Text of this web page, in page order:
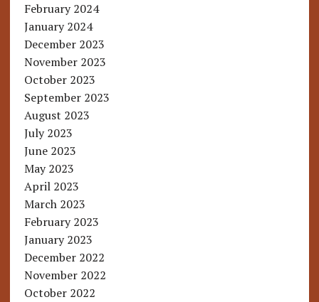
February 2024
January 2024
December 2023
November 2023
October 2023
September 2023
August 2023
July 2023
June 2023
May 2023
April 2023
March 2023
February 2023
January 2023
December 2022
November 2022
October 2022